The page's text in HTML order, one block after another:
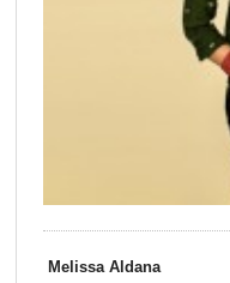
Melissa Aldana